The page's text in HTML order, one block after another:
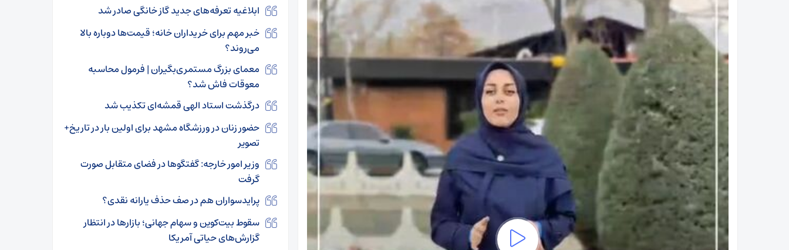
ابلاغیه تعرفه‌های جدید گاز خانگی صادر شد
خبر مهم برای خریداران خانه؛ قیمت‌ها دوباره بالا
می‌روند؟
معمای بزرگ مستمری‌بگیران | فرمول محاسبه
معوقات فاش شد؟
درگذشت استاد الهی قمشه‌ای تکذیب شد
حضور زنان در ورزشگاه مشهد برای اولین بار در تاریخ+
تصویر
وزیر امور خارجه: گفتگوها در فضای متقابل صورت
گرفت
پرایدسواران هم در صف حذف یارانه نقدی؟
سقوط بیت‌کوین و سهام جهانی؛ بازارها در انتظار
گزارش‌های حیاتی آمریکا